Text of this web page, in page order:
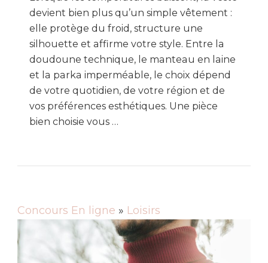
devient bien plus qu’un simple vêtement :
elle protège du froid, structure une
silhouette et affirme votre style. Entre la
doudoune technique, le manteau en laine
et la parka imperméable, le choix dépend
de votre quotidien, de votre région et de
vos préférences esthétiques. Une pièce
bien choisie vous …
Concours En ligne » Loisirs